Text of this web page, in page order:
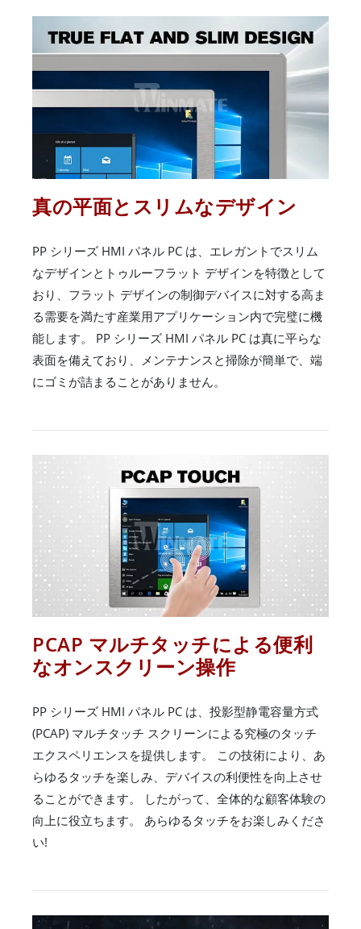
真の平面とスリムなデザイン
PP シリーズ HMI パネル PC は、エレガントでスリム
なデザインとトゥルーフラット デザインを特徴として
おり、フラット デザインの制御デバイスに対する高ま
る需要を満たす産業用アプリケーション内で完璧に機
能します。 PP シリーズ HMI パネル PC は真に平らな
表面を備えており、メンテナンスと掃除が簡単で、端
にゴミが詰まることがありません。
PCAP マルチタッチによる便利
なオンスクリーン操作
PP シリーズ HMI パネル PC は、投影型静電容量方式
(PCAP) マルチタッチ スクリーンによる究極のタッチ
エクスペリエンスを提供します。 この技術により、あ
らゆるタッチを楽しみ、デバイスの利便性を向上させ
ることができます。 したがって、全体的な顧客体験の
向上に役立ちます。 あらゆるタッチをお楽しみくださ
い!